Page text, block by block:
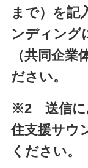
まで）を記
ンディング
（共同企業
ださい。
※2 送信に
住支援サウ
ください。